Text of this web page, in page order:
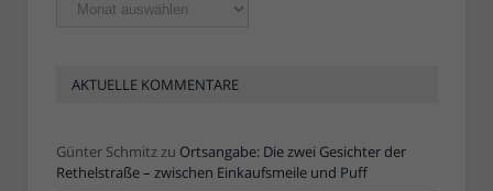
Artikel
AKTUELLE KOMMENTARE
Günter Schmitzzu Ortsangabe: Die zwei Gesichter der
Rethelstraße – zwischen Einkaufsmeile und Puff